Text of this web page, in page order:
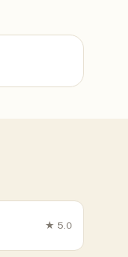
★ 5.0